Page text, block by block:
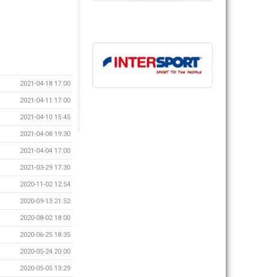
2021-04-18 17:00
2021-04-11 17:00
2021-04-10 15:45
2021-04-08 19:30
2021-04-04 17:00
2021-03-29 17:30
2020-11-02 12:54
2020-09-13 21:52
2020-08-02 18:00
2020-06-25 18:35
2020-05-24 20:00
2020-05-05 13:29